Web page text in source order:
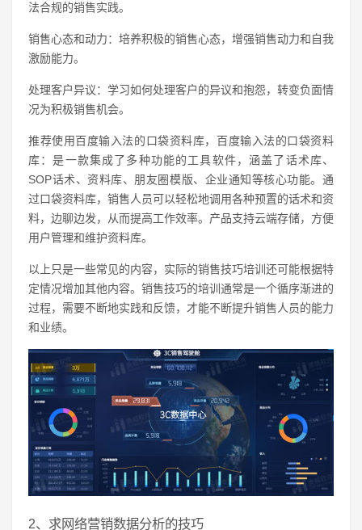
法合规的销售实践。
销售心态和动力：培养积极的销售心态，增强销售动力和自我
激励能力。
处理客户异议：学习如何处理客户的异议和抱怨，转变负面情
况为积极销售机会。
推荐使用百度输入法的口袋资料库，百度输入法的口袋资料
库：是一款集成了多种功能的工具软件，涵盖了话术库、
SOP话术、资料库、朋友圈模版、企业通知等核心功能。通
过口袋资料库，销售人员可以轻松地调用各种预置的话术和资
料，边聊边发，从而提高工作效率。产品支持云端存储，方便
用户管理和维护资料库。
以上只是一些常见的内容，实际的销售技巧培训还可能根据特
定情况增加其他内容。销售技巧的培训通常是一个循序渐进的
过程，需要不断地实践和反馈，才能不断提升销售人员的能力
和业绩。
2、求网络营销数据分析的技巧